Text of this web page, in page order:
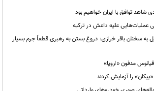
توافق با ایران خواهیم بود
به سخنان باقر خرازی: دروغ بستن به رهبری قطعاً جرم بسیار
مدفون «اروپا»
«پیکان» را آزمایش کردند